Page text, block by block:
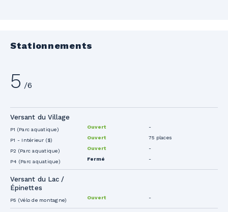
Stationnements
5 /6
Versant du Village
P1 (Parc aquatique) Ouvert -
P1 - Intérieur ($) Ouvert 75 places
P2 (Parc aquatique) Ouvert -
P4 (Parc aquatique) Fermé -
Versant du Lac /
Épinettes
P5 (Vélo de montagne) Ouvert -